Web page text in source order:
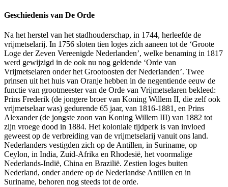
Geschiedenis van De Orde
Na het herstel van het stadhouderschap, in 1744, herleefde de
vrijmetselarij. In 1756 sloten tien loges zich aaneen tot de ‘Groote
Loge der Zeven Vereenigde Nederlanden’, welke benaming in 1817
werd gewijzigd in de ook nu nog geldende ‘Orde van
Vrijmetselaren onder het Grootoosten der Nederlanden’. Twee
prinsen uit het huis van Oranje hebben in de negentiende eeuw de
functie van grootmeester van de Orde van Vrijmetselaren bekleed:
Prins Frederik (de jongere broer van Koning Willem II, die zelf ook
vrijmetselaar was) gedurende 65 jaar, van 1816-1881, en Prins
Alexander (de jongste zoon van Koning Willem III) van 1882 tot
zijn vroege dood in 1884. Het koloniale tijdperk is van invloed
geweest op de verbreiding van de vrijmetselarij vanuit ons land.
Nederlanders vestigden zich op de Antillen, in Suriname, op
Ceylon, in India, Zuid-Afrika en Rhodesië, het voormalige
Nederlands-Indië, China en Brazilië. Zestien loges buiten
Nederland, onder andere op de Nederlandse Antillen en in
Suriname, behoren nog steeds tot de orde.